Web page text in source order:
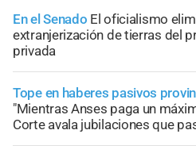
En el Senado El oficialismo
extranjerización de tierras del
privada
Tope en haberes pasivos
"Mientras Anses paga un
Corte avala jubilaciones que